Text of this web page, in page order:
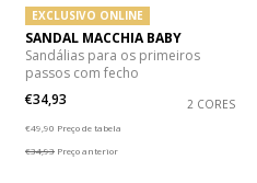
EXCLUSIVO ONLINE
SANDAL MACCHIA BABY
Sandálias para os primeiros
passos com fecho
€34,93
2 CORES
€49,90 Preço de tabela
€34,93 Preço anterior